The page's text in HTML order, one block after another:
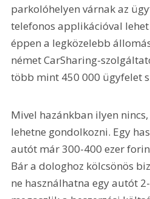
parkolóhelyen várnak az
telefonos applikációval
éppen a legközelebb
német CarSharing-
több mint 450 000 ügyfelet
Mivel hazánkban ilyen
lehetne gondolkozni. Egy
autót már 300-400 ezer
Bár a dologhoz kölcsönös
ne használhatna egy autót